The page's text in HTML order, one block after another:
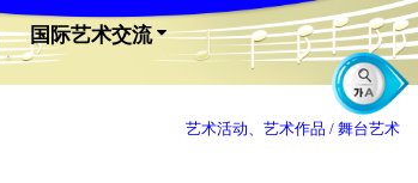
国际艺术交流
艺术活动、艺术作品 / 舞台艺术